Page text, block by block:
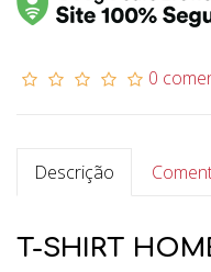
0
Descrição
T-SHIRT